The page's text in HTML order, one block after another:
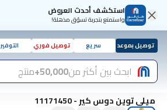
استكشف أحدث العروض
واستمتع بتجربة تسوّق مذهلة!
توصيل بموعد سريع توصيل فوري التوفير
ابحث بين أكثر من50,000+ منتج
ميلي توين دوس كير - 11171450